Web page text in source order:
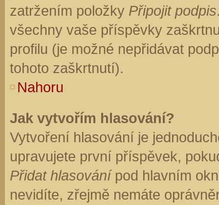
zatržením položky Připojit podpis
všechny vaše příspěvky
profilu (je možné nepřidávat
tohoto zaškrtnutí).
Nahoru
Jak vytvořím hlasování?
Vytvoření hlasování je
upravujete první příspěvek,
Přidat hlasovánípod hlavním
nevidíte, zřejmě nemáte